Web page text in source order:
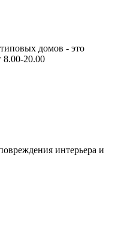
домов - это
20.00
интерьера и